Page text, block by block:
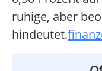
ruhige, aber
hindeutet.